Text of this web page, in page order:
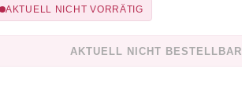
AKTUELL NICHT VORRÄTIG
AKTUELL NICHT BESTELLBAR